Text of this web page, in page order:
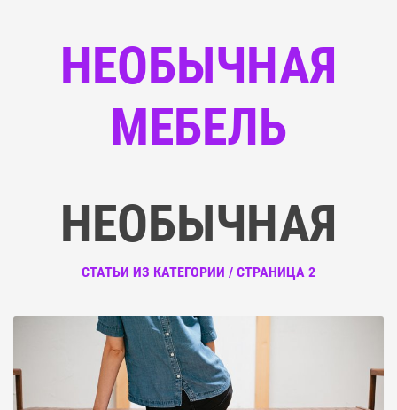
НЕОБЫЧНАЯ
МЕБЕЛЬ
НЕОБЫЧНАЯ
СТАТЬИ ИЗ КАТЕГОРИИ / СТРАНИЦА 2